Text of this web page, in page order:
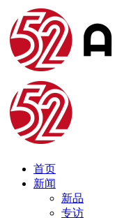
首页
新闻
新品
专访